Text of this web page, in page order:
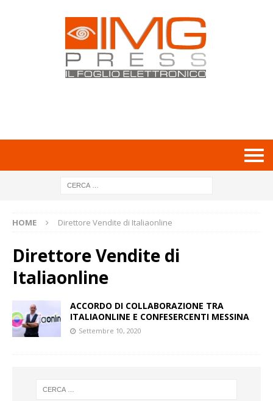
HOME Direttore Vendite di Italiaonline
Direttore Vendite di
Italiaonline
ACCORDO DI COLLABORAZIONE TRA
ITALIAONLINE E CONFESERCENTI MESSINA
Settembre 10, 2020